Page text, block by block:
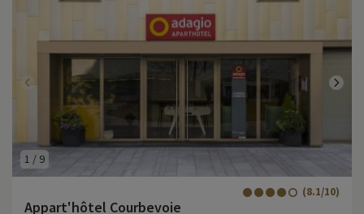
1 / 9
Appart'hôtel Courbevoie
(8.1/10)